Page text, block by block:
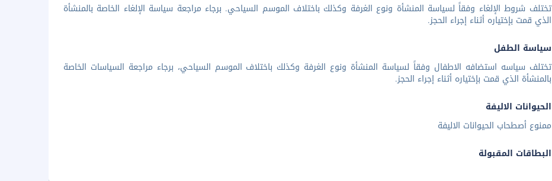
تختلف شروط الإلغاء وفقاً لسياسة المنشأة ونوع الغرفة وكذلك باختلاف الموسم السياحي. برجاء مراجعة سياسة الإلغاء الخاصة بالمنشأة
الذي قمت بإختياره أثناء إجراء الحجز.
سياسة الطفل
تختلف سياسه استضافه الاطفال وفقاً لسياسة المنشأة ونوع الغرفة وكذلك باختلاف الموسم السياحي، برجاء مراجعة السياسات الخاصة
بالمنشأة الذي قمت بإختياره أثناء إجراء الحجز.
الحيوانات الاليفة
ممنوع أصطحاب الحيوانات الاليفة
البطاقات المقبولة